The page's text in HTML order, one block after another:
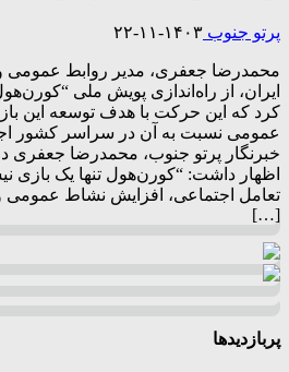
پرتو جنوب ۱۴۰۳-۱۱-۲۲
محمدرضا جعفری، مدیر روابط عمومی
ایران، از راه‌اندازی پویش ملی
کرد که این حرکت با هدف توسعه این
عمومی نسبت به آن در سراسر کشور
خبرنگار پرتو جنوب، محمدرضا جعفری
اظهار داشت: “کورن‌هول تنها یک بازی
تعامل اجتماعی، افزایش نشاط عمومی
[…]
پربازدیدها